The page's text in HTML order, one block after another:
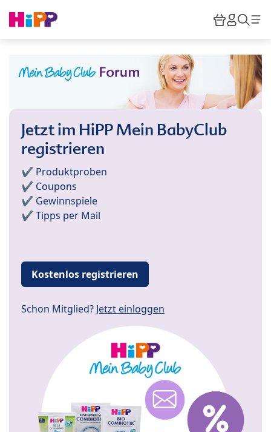
HiPP
Jetzt im HiPP Mein BabyClub
registrieren
✔️ Produktproben
✔️ Coupons
✔️ Gewinnspiele
✔️ Tipps per Mail
Kostenlos registrieren
Schon Mitglied? Jetzt einloggen